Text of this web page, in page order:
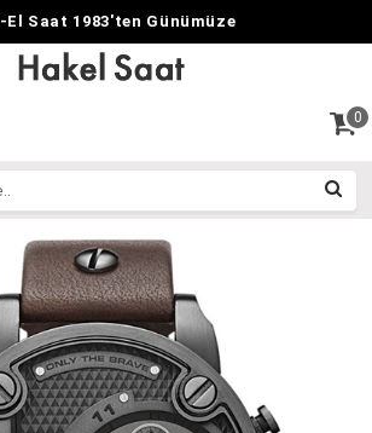
El Saat 1983'ten Günümüze
0